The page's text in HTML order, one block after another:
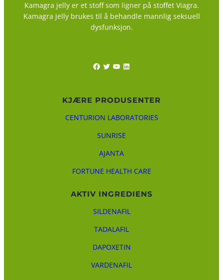
Kamagra jelly er et stoff som ligner på stoffet Viagra.
Kamagra jelly brukes til å behandle mannlig seksuell
dysfunksjon.
Facebook Twitter YouTube LinkedIn
KJÆRE PRODUSENTER
CENTURION LABORATORIES
SUNRISE
AJANTA
FORTUNE HEALTH CARE
AKTIV INGREDIENS
SILDENAFIL
TADALAFIL
DAPOXETIN
VARDENAFIL